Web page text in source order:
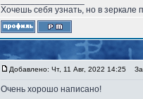
Хочешь себя узнать, но в зеркале
Добавлено: Чт, 11 Авг, 2022 14:25
Очень хорошо написано!